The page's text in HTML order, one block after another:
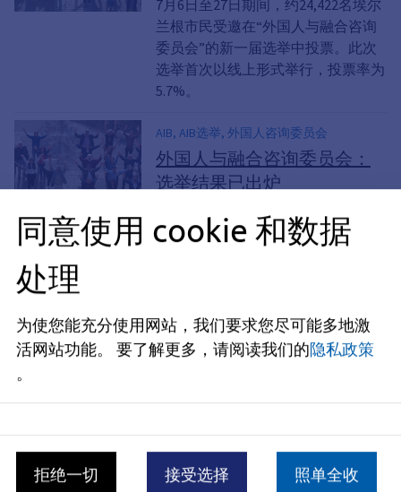
7月6日至27日期间，约24,422名埃尔
兰根市民受邀在“外国人与融合咨询
委员会”的新一届选举中投票。此次
选举首次以线上形式举行，投票率为
5.7%。
AIB, AIB选举, 外国人咨询委员会
外国人与融合咨询委员会：
选举结果已出炉
兰根市民受邀在“外国人与融合咨询
委员会”的新一届选举中投票。此次
《埃尔兰根关于多样性、尊
市社会中的各类参与者。 2025年，
术界等各个领域的众多积极成员齐心
同意使用 cookie 和数据
处理
为使您能充分使用网站，我们要求您尽可能多地激
活网站功能。
要了解更多，请阅读我们的隐私政策
。
拒绝一切 接受选择 照单全收